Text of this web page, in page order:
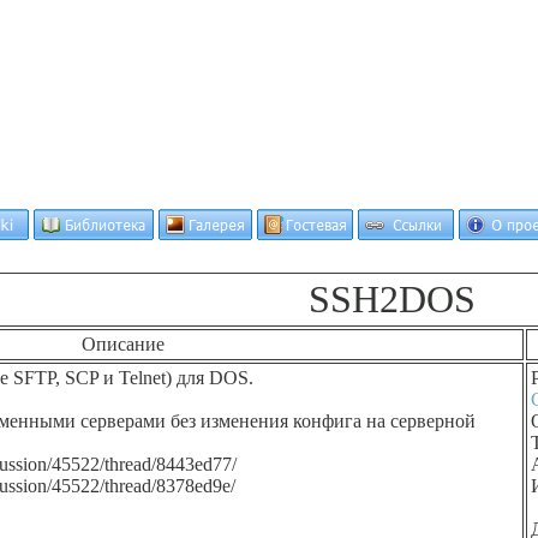
SSH2DOS
Описание
SFTP, SCP и Telnet) для DOS.
серверами без изменения конфига на серверной
45522/thread/8443ed77/
45522/thread/8378ed9e/